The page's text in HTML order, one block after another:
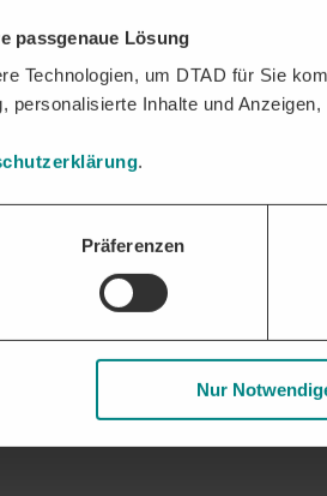
passgenaue Lösung
Technologien, um DTAD für Sie
personalisierte Inhalte und
.
Präferenzen
Nur
erhalten. Analysen zu
und Nachweise bündeln und
Geschäftsbeziehungen. Frühzeitige